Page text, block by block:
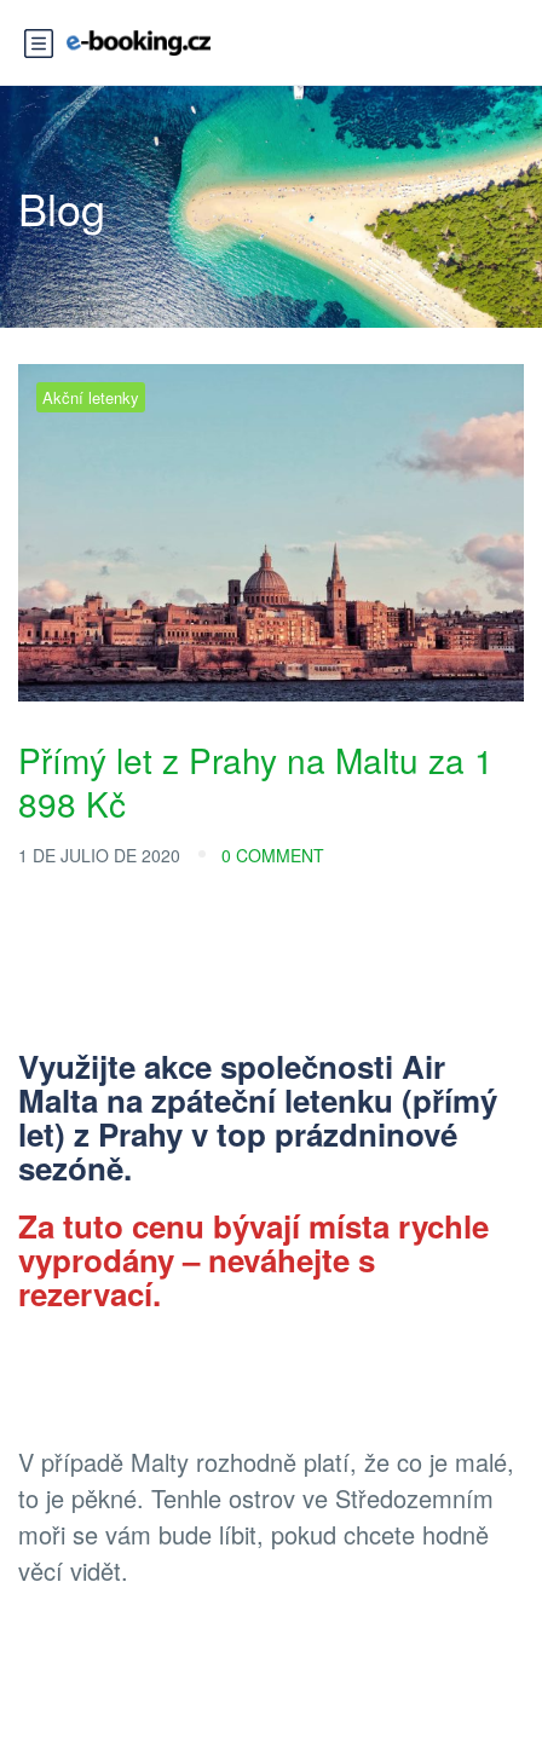
Blog
Akční letenky
Přímý let z Prahy na Maltu za 1
898 Kč
1 DE JULIO DE 2020 0 COMMENT
Využijte akce společnosti Air
Malta na zpáteční letenku (přímý
let) z Prahy v top prázdninové
sezóně.
Za tuto cenu bývají místa rychle
vyprodány – neváhejte s
rezervací.
V případě Malty rozhodně platí, že co je malé,
to je pěkné. Tenhle ostrov ve Středozemním
moři se vám bude líbit, pokud chcete hodně
věcí vidět.